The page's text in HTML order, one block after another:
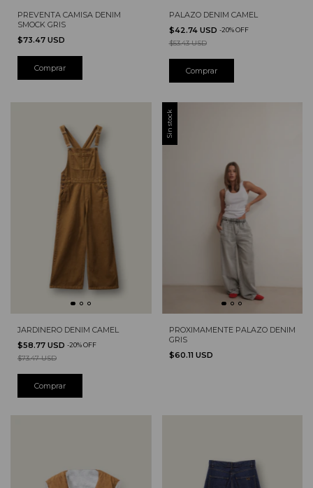
PREVENTA CAMISA DENIM
SMOCK GRIS
$73.47 USD
Comprar
PALAZO DENIM CAMEL
$42.74 USD -20%OFF
$53.43 USD
JARDINERO DENIM CAMEL
$58.77 USD -20%OFF
$73.47 USD
Comprar
Sin stock
PROXIMAMENTE PALAZO DENIM
GRIS
$60.11 USD